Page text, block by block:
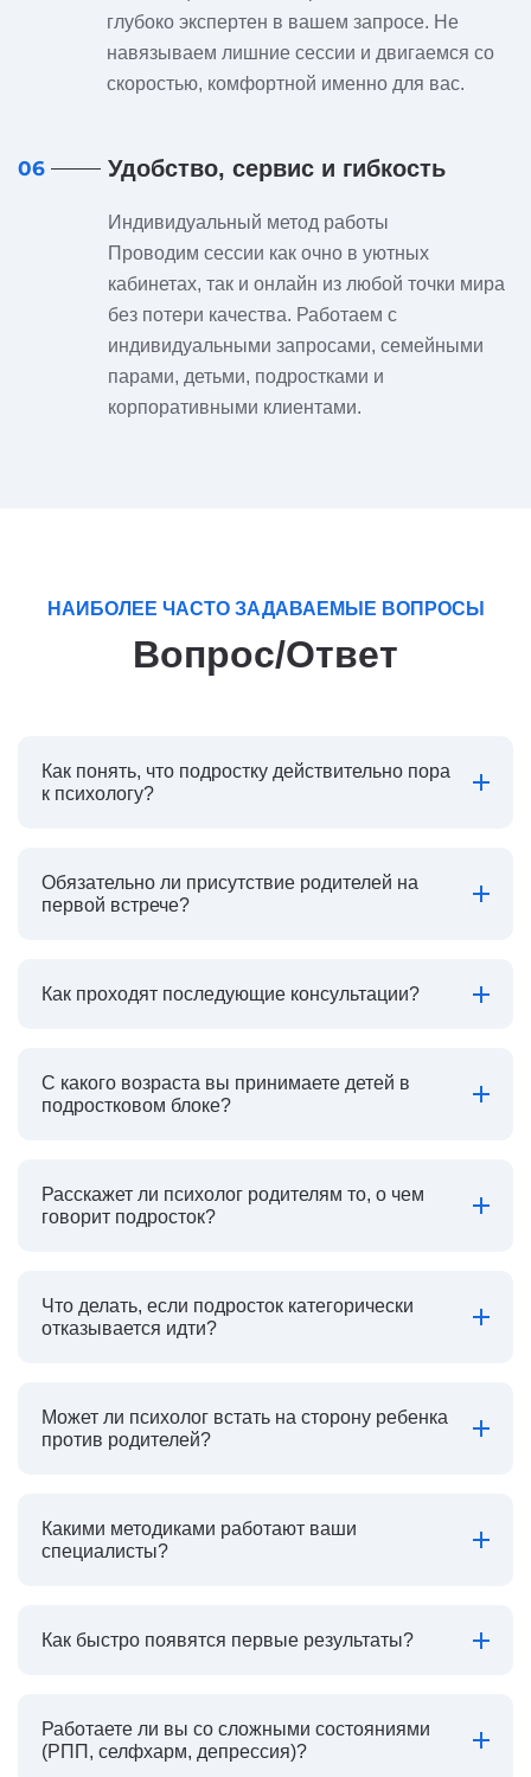
глубоко экспертен в вашем запросе. Не
навязываем лишние сессии и двигаемся со
скоростью, комфортной именно для вас.
06 Удобство, сервис и гибкость
Индивидуальный метод работы
Проводим сессии как очно в уютных
кабинетах, так и онлайн из любой точки мира
без потери качества. Работаем с
индивидуальными запросами, семейными
парами, детьми, подростками и
корпоративными клиентами.
НАИБОЛЕЕ ЧАСТО ЗАДАВАЕМЫЕ ВОПРОСЫ
Вопрос/Ответ
Как понять, что подростку действительно пора
к психологу?
Обязательно ли присутствие родителей на
первой встрече?
Как проходят последующие консультации?
С какого возраста вы принимаете детей в
подростковом блоке?
Расскажет ли психолог родителям то, о чем
говорит подросток?
Что делать, если подросток категорически
отказывается идти?
Может ли психолог встать на сторону ребенка
против родителей?
Какими методиками работают ваши
специалисты?
Как быстро появятся первые результаты?
Работаете ли вы со сложными состояниями
(РПП, селфхарм, депрессия)?